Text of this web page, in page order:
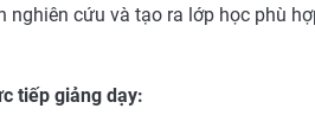
nghiên cứu và tạo ra lớp học phù
tiếp giảng dạy: